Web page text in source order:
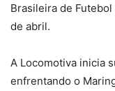
Brasileira de
de abril.
A Locomotiva inicia
enfrentando o